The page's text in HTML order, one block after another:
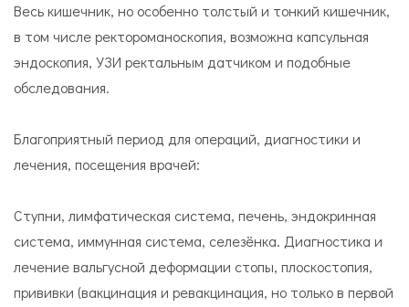
Весь кишечник, но особенно толстый и тонкий кишечник,
в том числе ректороманоскопия, возможна капсульная
эндоскопия, УЗИ ректальным датчиком и подобные
обследования.
Благоприятный период для операций, диагностики и
лечения, посещения врачей:
Ступни, лимфатическая система, печень, эндокринная
система, иммунная система, селезёнка. Диагностика и
лечение вальгусной деформации стопы, плоскостопия,
прививки (вакцинация и ревакцинация, но только в первой